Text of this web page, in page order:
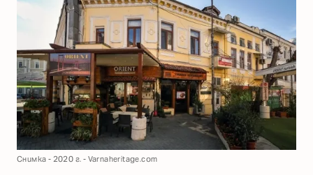
Снимка - 2020 г. - Varnaheritage.com